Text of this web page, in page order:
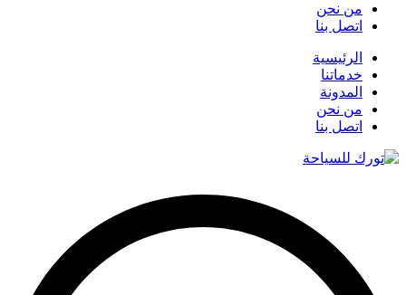
من نحن
اتصل بنا
الرئيسية
خدماتنا
المدونة
من نحن
اتصل بنا